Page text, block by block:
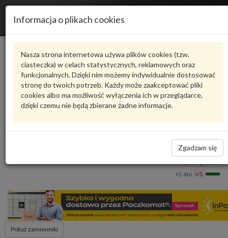
Informacja o plikach cookies
Nasza strona internetowa używa plików cookies (tzw.
ciasteczka) w celach statystycznych, reklamowych oraz
funkcjonalnych. Dzięki nim możemy indywidualnie dostosować
stronę do twoich potrzeb. Każdy może zaakceptować pliki
cookies albo ma możliwość wyłączenia ich w przeglądarce,
dzięki czemu nie będą zbierane żadne informacje.
Zgadzam się
Karta produktu
4M0821172AJVAG
VAG - produkt oryginalny VW AUDI SEAT SKODA
Nadkole 4M0821172AJ VAG
422,00 zł
Dostępność
Wrocław 0
+24 h 1
+5 dni >5
Pokaż zamienniki